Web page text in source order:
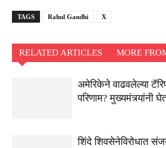
TAGS Rahul Gandhi X
RELATED ARTICLES MORE
अमेरिकेने वाढवलेल्या
परिणाम? मुख्यमंत्र्यांनी
शिंदे शिवसेनेविरोधात